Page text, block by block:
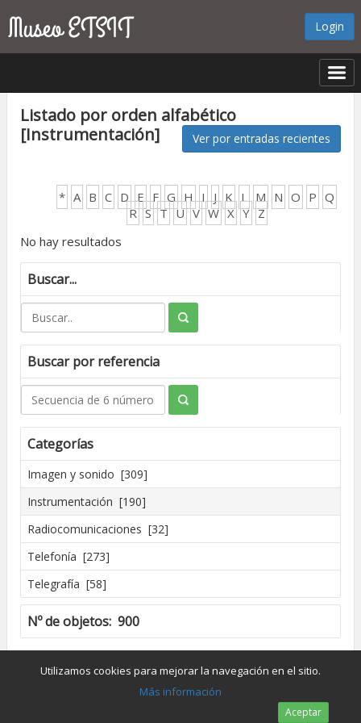
Login
Listado por orden alfabético
[Instrumentación]
Ver por entradas recientes
* A B C D E F G H I J K L M N O P Q
R S T U V W X Y Z
No hay resultados
Buscar...
Buscar por referencia
Categorías
Imagen y sonido [309]
Instrumentación [190]
Radiocomunicaciones [32]
Telefonía [273]
Telegrafía [58]
Nº de objetos: 900
Creado por José Madrid [2016]
Dpto. de Conservación y Restauración de Bienes Culturales - UPV
Utilizamos cookies para mejorar la navegación en el sitio.
Más información
Aceptar